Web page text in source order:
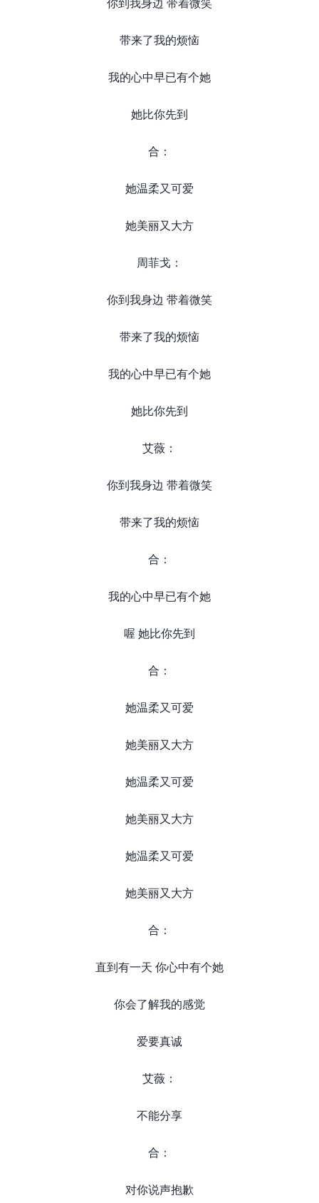
带来了我的烦恼
我的心中早已有个她
她比你先到
合：
她温柔又可爱
她美丽又大方
周菲戈：
你到我身边 带着微笑
带来了我的烦恼
我的心中早已有个她
她比你先到
艾薇：
你到我身边 带着微笑
带来了我的烦恼
合：
我的心中早已有个她
喔 她比你先到
合：
她温柔又可爱
她美丽又大方
她温柔又可爱
她美丽又大方
她温柔又可爱
她美丽又大方
合：
直到有一天 你心中有个她
你会了解我的感觉
爱要真诚
艾薇：
不能分享
合：
对你说声抱歉